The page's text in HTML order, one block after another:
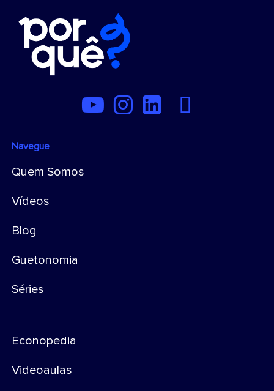
Navegue
Quem Somos
Vídeos
Blog
Guetonomia
Séries
Econopedia
Videoaulas